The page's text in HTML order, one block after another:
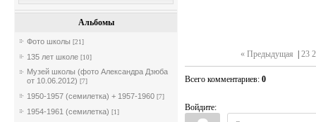
Альбомы
Фото школы [21]
135 лет школе [10]
Музей школы (фото Александра Дзюба
от 10.06.2012) [7]
1950-1957 (семилетка) + 1957-1960 [7]
1954-1961 (семилетка) [1]
« Предыдущая 23
Всего комментариев: 0
Войдите: